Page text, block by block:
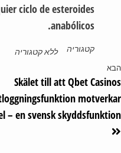
ciclo de esteroides
anabólicos.
קטגוריה ללא קטגוריה
Skälet till att Qbet
utloggningsfunktion
fel – en svensk